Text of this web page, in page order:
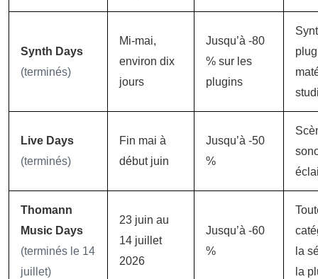
Synth Days
(terminés)
Mi-mai,
environ dix
jours
Jusqu’à -80
% sur les
plugins
Live Days
(terminés)
Fin mai à
début juin
Jusqu’à -50
%
Thomann
Music Days
(terminés le 14
juillet)
23 juin au
14 juillet
2026
Jusqu’à -60
%
la
la